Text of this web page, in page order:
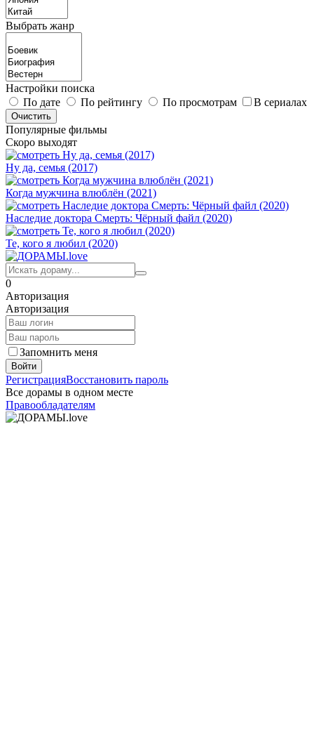
Выбрать жанр
Настройки поиска
По дате
По рейтингу По просмотрам В сериалах
Популярные фильмы
Скоро выходят
Ну да, семья (2017)
Когда мужчина влюблён (2021)
Наследие доктора Смерть: Чёрный файл (2020)
Те, кого я любил (2020)
0
Авторизация
Авторизация
Запомнить меня
Войти
РегистрацияВосстановить пароль
Все дорамы в одном месте
Правообладателям